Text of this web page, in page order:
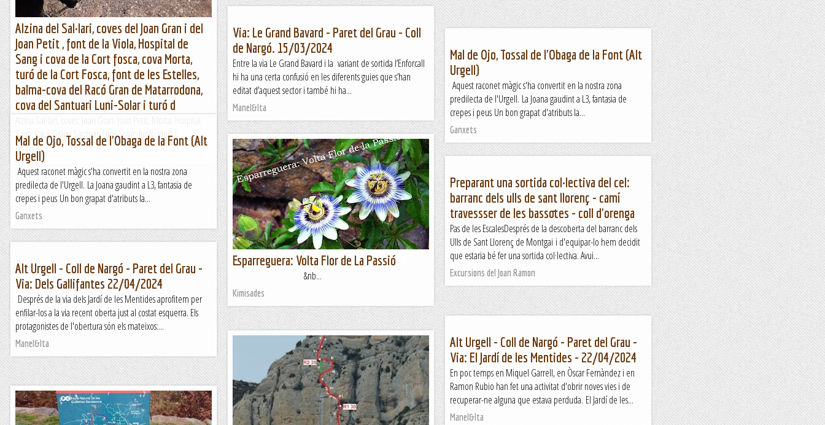
Alzina del Sal·lari, coves del Joan Gran i del
Joan Petit , font de la Viola, Hospital de
Sang i cova de la Cort fosca, cova Morta,
turó de la Cort Fosca, font de les Estelles,
balma-cova del Racó Gran de Matarrodona,
cova del Santuari Luni-Solar i turó d
Sang, Racó Gran i Santuari Luni-Solar; fonts: Viola i...
Muntanya
Via: Le Grand Bavard - Paret del Grau - Coll
de Nargó. 15/03/2024
Entre la via Le Grand Bavard i la variant de sortida l’Enforcall
hi ha una certa confusió en les diferents guies que s’han
editat d’aquest sector i també hi ha...
Manel&Ita
Mal de Ojo, Tossal de l'Obaga de la Font (Alt
Urgell)
Aquest raconet màgic s'ha convertit en la nostra zona
predilecta de l'Urgell. La Joana gaudint a L3, fantasia de
crepes i peus Un bon grapat d'atributs la...
Ganxets
Mal de Ojo, Tossal de l'Obaga de la Font (Alt
Urgell)
Aquest raconet màgic s'ha convertit en la nostra zona
predilecta de l'Urgell. La Joana gaudint a L3, fantasia de
crepes i peus Un bon grapat d'atributs la...
Ganxets
Esparreguera: Volta Flor de La Passió
&nb...
Kimisades
Preparant una sortida col·lectiva del cel:
barranc dels ulls de sant llorenç - camí
travessser de les bassotes - coll d'orenga
Pas de les EscalesDesprés de la descoberta del barranc dels
Ulls de Sant Llorenç de Montgai i d'equipar-lo hem decidit
que estaria bé fer una sortida col·lectiva. Avui...
Excursions del Joan Ramon
Alt Urgell - Coll de Nargó - Paret del Grau -
Via: Dels Gallifantes 22/04/2024
Després de la via dels Jardí de les Mentides aprofitem per
enfilar-los a la via recent oberta just al costat esquerra. Els
protagonistes de l'obertura són els mateixos:...
Manel&Ita
Alt Urgell - Coll de Nargó - Paret del Grau -
Via: El Jardí de les Mentides - 22/04/2024
En poc temps en Miquel Garrell, en Òscar Fernàndez i en
Ramon Rubio han fet una activitat d'obrir noves vies i de
recuperar-ne alguna que estava perduda. El Jardí de les...
Manel&Ita